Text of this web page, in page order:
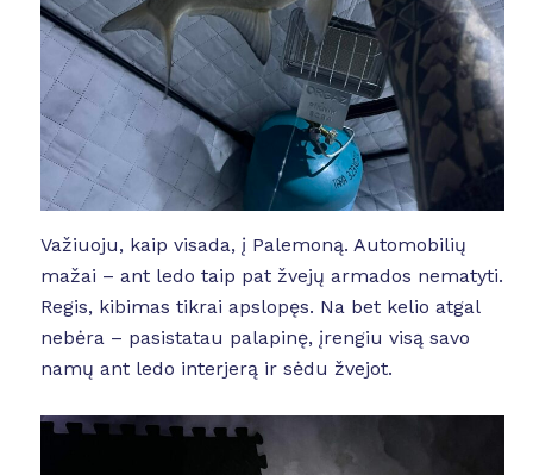
Važiuoju, kaip visada, į Palemoną. Automobilių
mažai – ant ledo taip pat žvejų armados nematyti.
Regis, kibimas tikrai apslopęs. Na bet kelio atgal
nebėra – pasistatau palapinę, įrengiu visą savo
namų ant ledo interjerą ir sėdu žvejot.